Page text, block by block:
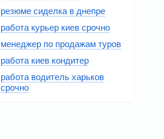
резюме сиделка в днепре
работа курьер киев срочно
менеджер по продажам туров
работа киев кондитер
работа водитель харьков
срочно